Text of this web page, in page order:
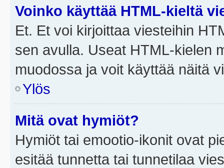
Voinko käyttää HTML-kieltä
Et. Et voi kirjoittaa viesteihin
sen avulla. Useat HTML-kielen
muodossa ja voit käyttää näitä
Ylös
Mitä ovat hymiöt?
Hymiöt tai emootio-ikonit ovat
esitää tunnetta tai tunnetilaa